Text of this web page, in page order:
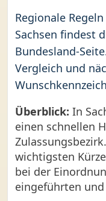
Regionale
Sachsen findest
Bundesland-
Vergleich und
Überblick: In
einen schnellen
wichtigsten
bei der
eingeführten